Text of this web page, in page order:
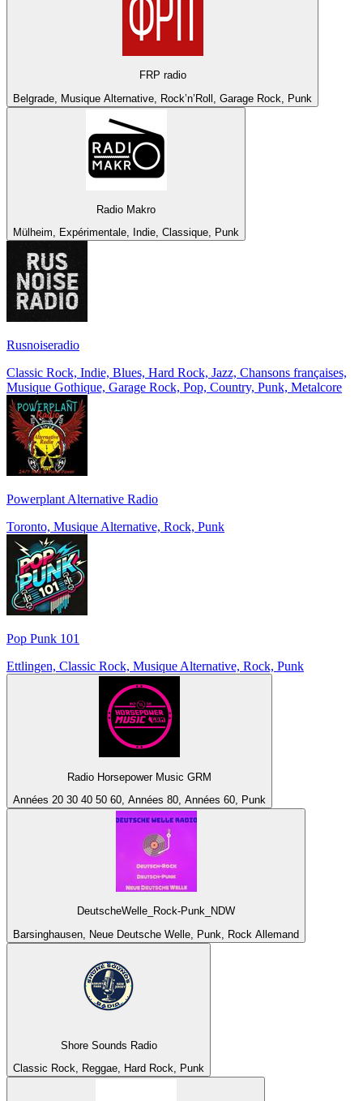
FRP radio
Belgrade, Musique Alternative, Rock’n’Roll, Garage Rock, Punk
Radio Makro
Mülheim, Expérimentale, Indie, Classique, Punk
Rusnoiseradio
Classic Rock, Indie, Blues, Hard Rock, Jazz, Chansons françaises,
Musique Gothique, Garage Rock, Pop, Country, Punk, Metalcore
Powerplant Alternative Radio
Toronto, Musique Alternative, Rock, Punk
Pop Punk 101
Ettlingen, Classic Rock, Musique Alternative, Rock, Punk
Radio Horsepower Music GRM
Années 20 30 40 50 60, Années 80, Années 60, Punk
DeutscheWelle_Rock-Punk_NDW
Barsinghausen, Neue Deutsche Welle, Punk, Rock Allemand
Shore Sounds Radio
Classic Rock, Reggae, Hard Rock, Punk